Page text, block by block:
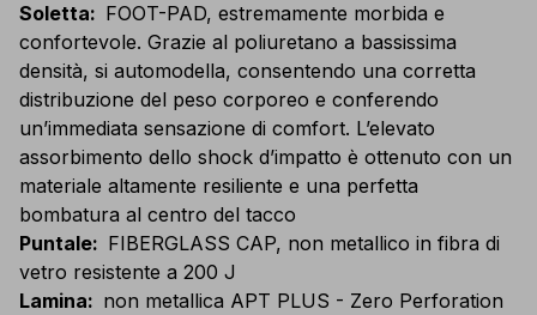
Soletta: FOOT-PAD, estremamente morbida e
confortevole. Grazie al poliuretano a bassissima
densità, si automodella, consentendo una corretta
distribuzione del peso corporeo e conferendo
un’immediata sensazione di comfort. L’elevato
assorbimento dello shock d’impatto è ottenuto con un
materiale altamente resiliente e una perfetta
bombatura al centro del tacco
Puntale: FIBERGLASS CAP, non metallico in fibra di
vetro resistente a 200 J
Lamina: non metallica APT PLUS - Zero Perforation